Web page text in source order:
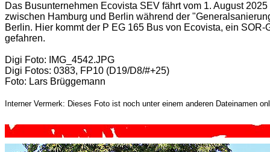
Das Busunternehmen Ecovista SEV fährt vom 1. August
zwischen Hamburg und Berlin während der
Berlin. Hier kommt der P EG 165 Bus von Ecovista, ein
gefahren.
Digi Foto: IMG_4542.JPG
Digi Fotos: 0383, FP10 (D19/D8/#+25)
Foto: Lars Brüggemann
Interner Vermerk: Dieses Foto ist noch unter einem anderen Dateinamen